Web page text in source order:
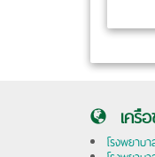
เครื
โรงพยาบ